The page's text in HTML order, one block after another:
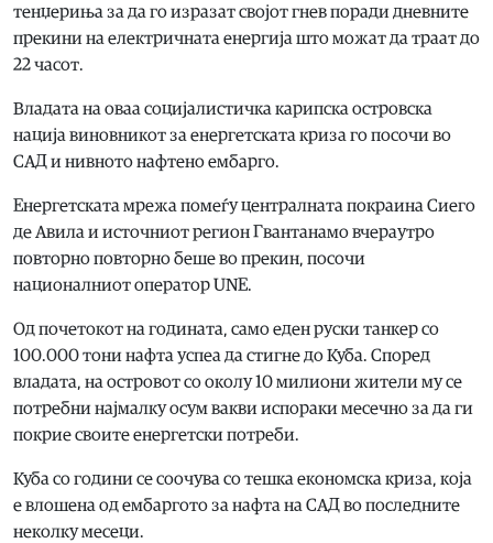
тенџериња за да го изразат својот гнев поради дневните
прекини на електричната енергија што можат да траат до
22 часот.
Владата на оваа социјалистичка карипска островска
нација виновникот за енергетската криза го посочи во
САД и нивното нафтено ембарго.
Енергетската мрежа помеѓу централната покраина Сиего
де Авила и источниот регион Гвантанамо вчераутро
повторно повторно беше во прекин, посочи
националниот оператор UNE.
Од почетокот на годината, само еден руски танкер со
100.000 тони нафта успеа да стигне до Куба. Според
владата, на островот со околу 10 милиони жители му се
потребни најмалку осум вакви испораки месечно за да ги
покрие своите енергетски потреби.
Куба со години се соочува со тешка економска криза, која
е влошена од ембаргото за нафта на САД во последните
неколку месеци.